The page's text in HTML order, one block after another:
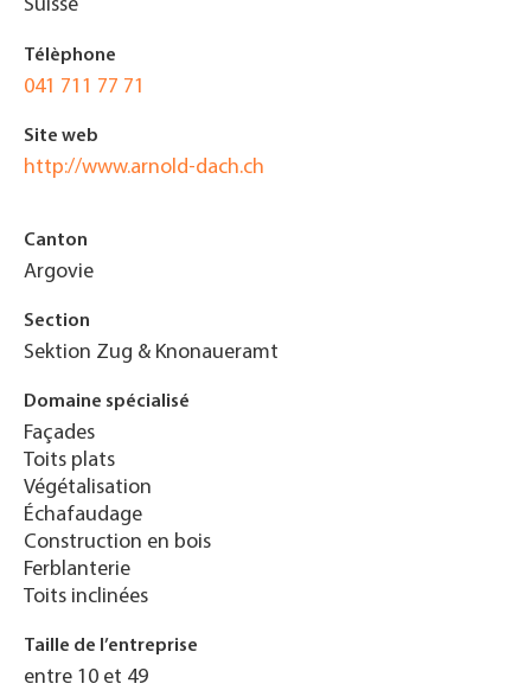
Suisse
Télèphone
041 711 77 71
Site web
http://www.arnold-dach.ch
Canton
Argovie
Section
Sektion Zug & Knonaueramt
Domaine spécialisé
Façades
Toits plats
Végétalisation
Échafaudage
Construction en bois
Ferblanterie
Toits inclinées
Taille de l’entreprise
entre 10 et 49